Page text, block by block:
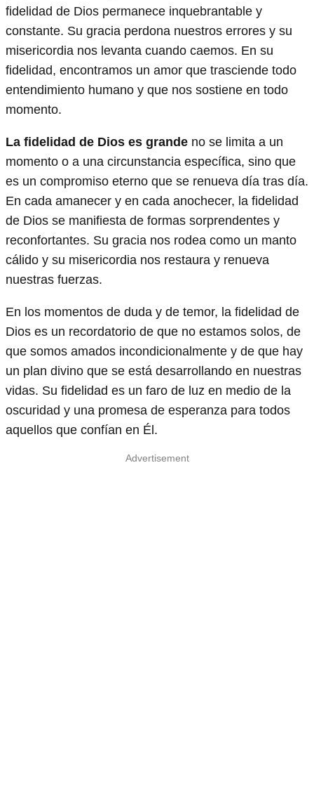
fidelidad de Dios permanece inquebrantable y
constante. Su gracia perdona nuestros errores y su
misericordia nos levanta cuando caemos. En su
fidelidad, encontramos un amor que trasciende todo
entendimiento humano y que nos sostiene en todo
momento.
La fidelidad de Dios es grande no se limita a un
momento o a una circunstancia específica, sino que
es un compromiso eterno que se renueva día tras día.
En cada amanecer y en cada anochecer, la fidelidad
de Dios se manifiesta de formas sorprendentes y
reconfortantes. Su gracia nos rodea como un manto
cálido y su misericordia nos restaura y renueva
nuestras fuerzas.
En los momentos de duda y de temor, la fidelidad de
Dios es un recordatorio de que no estamos solos, de
que somos amados incondicionalmente y de que hay
un plan divino que se está desarrollando en nuestras
vidas. Su fidelidad es un faro de luz en medio de la
oscuridad y una promesa de esperanza para todos
aquellos que confían en Él.
Advertisement